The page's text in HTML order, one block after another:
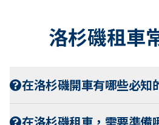
洛杉磯租車
在洛杉磯開車有哪些必知
在洛杉磯租車，需要準備